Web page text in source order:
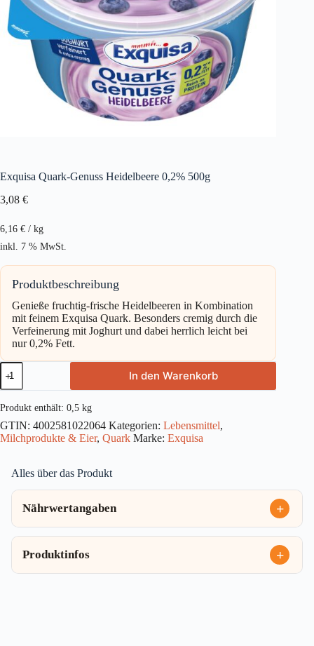
Exquisa Quark-Genuss Heidelbeere 0,2% 500g
3,08 €
6,16 € / kg
inkl. 7 % MwSt.
Produktbeschreibung
Genieße fruchtig-frische Heidelbeeren in Kombination
mit feinem Exquisa Quark. Besonders cremig durch die
Verfeinerung mit Joghurt und dabei herrlich leicht bei
nur 0,2% Fett.
Exquisa
Quark-
Genuss
Heidelbeere
0,2%
500g
Menge
In den Warenkorb
Produkt enthält: 0,5 kg
GTIN: 4002581022064 Kategorien: Lebensmittel,
Milchprodukte & Eier, Quark Marke: Exquisa
Alles über das Produkt
Nährwertangaben
Produktinfos